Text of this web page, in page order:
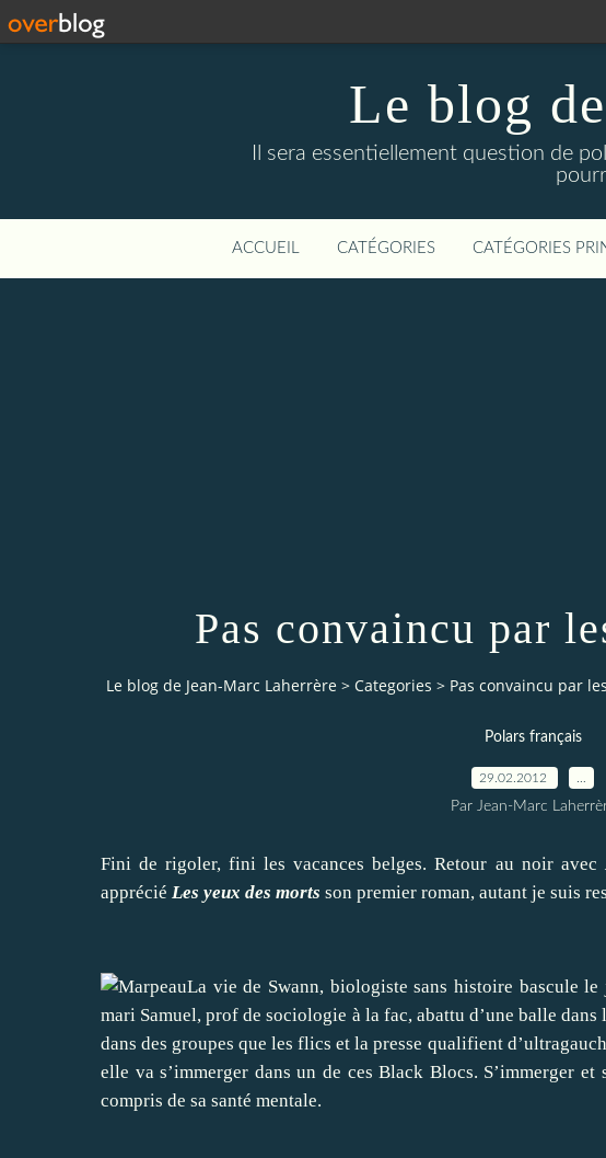
Le blog
Il sera essentiellement question de
ACCUEIL CATÉGORIES CATÉGORIES
Pas convaincu par
Le blog de Jean-Marc Laherrère > Categories > Pas convaincu par
Polars français
29.02.2012
Par Jean-Marc
Fini de rigoler, fini les vacances belges. Retour au noir avec
apprécié Les yeux des morts son premier roman, autant je suis
La vie de Swann, biologiste sans histoire bascule
mari Samuel, prof de sociologie à la fac, abattu d’une balle
dans des groupes que les flics et la presse qualifient
elle va s’immerger dans un de ces Black Blocs. S’immerger
compris de sa santé mentale.